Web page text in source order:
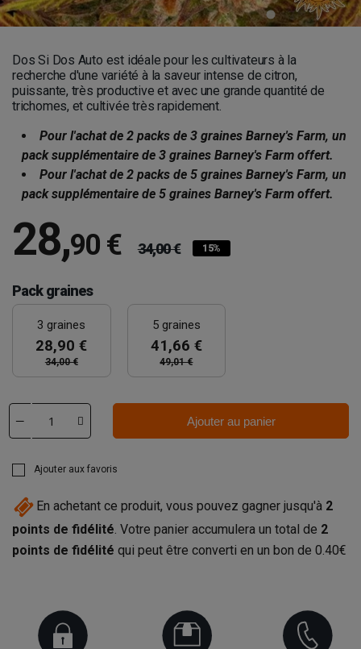
Dos Si Dos Auto est idéale pour les cultivateurs à la
recherche d'une variété à la saveur intense de citron,
puissante, très productive et avec une grande quantité de
trichomes, et cultivée très rapidement.
Pour l'achat de 2 packs de 3 graines Barney's Farm, un
pack supplémentaire de 3 graines Barney's Farm offert.
Pour l'achat de 2 packs de 5 graines Barney's Farm, un
pack supplémentaire de 5 graines Barney's Farm offert.
28,90 € 34,00 € 15%
Pack graines
3 graines
28,90 €
34,00 €
5 graines
41,66 €
49,01 €
Ajouter au panier
Ajouter aux favoris
En achetant ce produit, vous pouvez gagner jusqu'à 2
points de fidélité. Votre panier accumulera un total de 2
points de fidélité qui peut être converti en un bon de 0.40€